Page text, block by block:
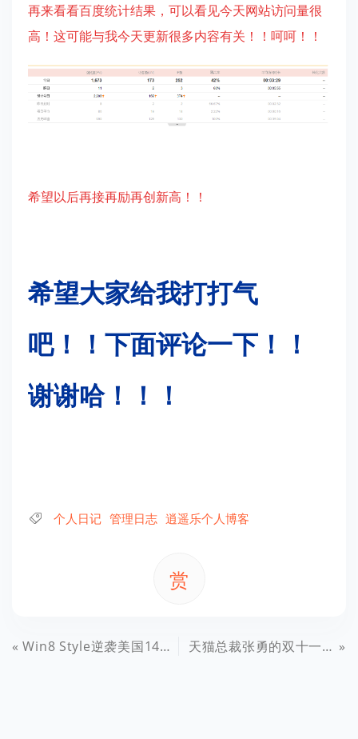
再来看看百度统计结果，可以看见今天网站访问量很
高！这可能与我今天更新很多内容有关！！呵呵！！
希望以后再接再励再创新高！！
希望大家给我打打气
吧！！下面评论一下！！
谢谢哈！！！
个人日记 管理日志 逍遥乐个人博客
赏
Win8 Style逆袭美国14款著名杂志封面 天猫总裁张勇的双十一总结（文字完整版）